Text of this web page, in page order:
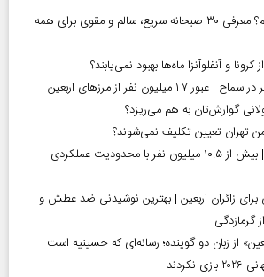
صبحانه چی درست کنم؟ معرفی ۳۰ صبحانه سریع، سالم و مقوی برای همه
و آنفلوآنزا ماه‌ها بهبود نمی‌یابند؟
گوارش‌تان به هم می‌ریزد؟
تهران تعیین تکلیف نمی‌شوند؟
آمار معلولیت در ایران | بیش از ۱۰.۵ میلیون نفر با محدودیت عملکردی
زائران اربعین | بهترین نوشیدنی ضد عطش و
گرمازدگی
از زبان دو گوینده؛ رسانه‌ای که حسینیه است